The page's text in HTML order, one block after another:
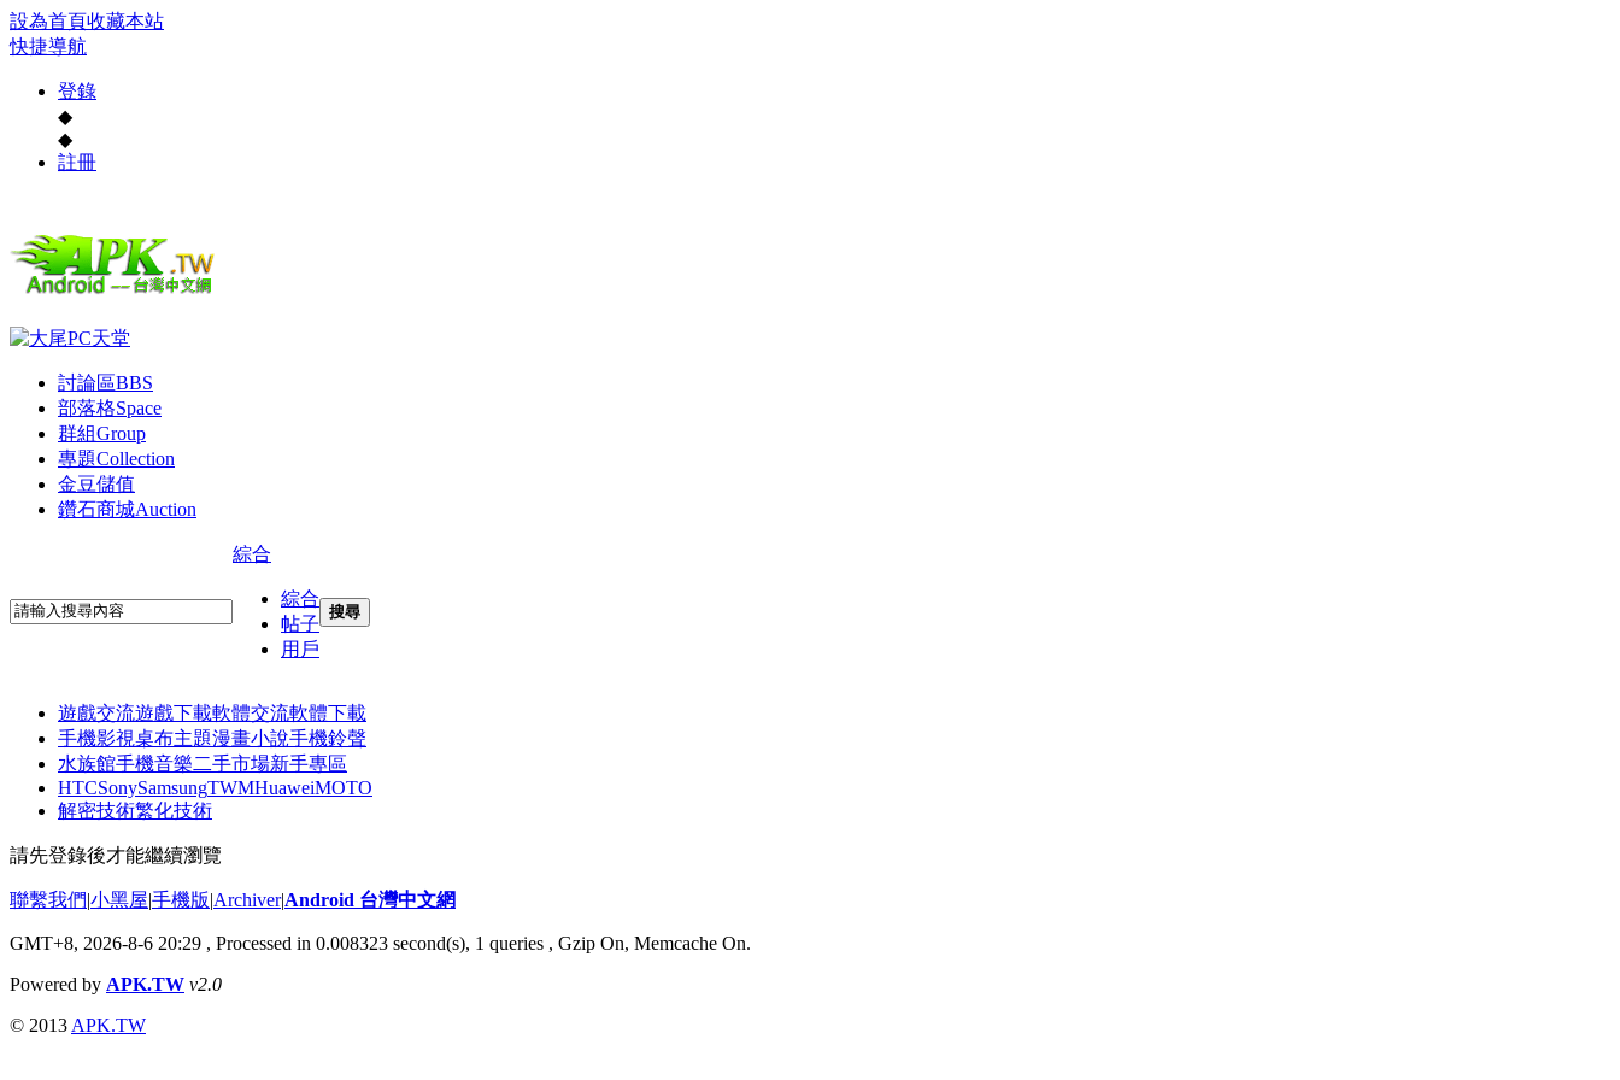
設為首頁收藏本站
快捷導航
登錄
◆
◆
註冊
討論區BBS
部落格Space
群組Group
專題Collection
金豆儲值
鑽石商城Auction
綜合
綜合
帖子
用戶
搜尋
遊戲交流遊戲下載軟體交流軟體下載
手機影視桌布主題漫畫小說手機鈴聲
水族館手機音樂二手市場新手專區
HTCSonySamsungTWMHuaweiMOTO
解密技術繁化技術
請先登錄後才能繼續瀏覽
聯繫我們|小黑屋|手機版|Archiver|Android 台灣中文網
GMT+8, 2026-8-6 20:29 , Processed in 0.008323 second(s), 1 queries , Gzip On, Memcache On.
Powered by APK.TW v2.0
© 2013 APK.TW